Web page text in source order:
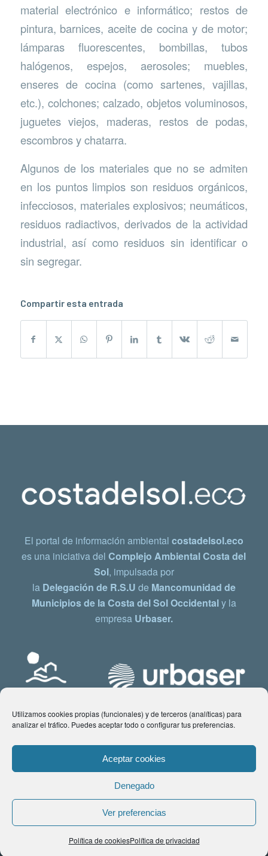
Utilizamos cookies propias (funcionales) y de terceros (analíticas) para
analizar el tráfico. Puedes aceptar todo o configurar tus preferencias.
Aceptar cookies
Denegado
Ver preferencias
Política de cookiesPolítica de privacidad
material electrónico e informático; restos de
pintura, barnices, aceite de cocina y de motor;
lámparas fluorescentes, bombillas, tubos
halógenos, espejos, aerosoles; muebles,
enseres de cocina (como sartenes, vajillas,
etc.), colchones; calzado, objetos voluminosos,
juguetes viejos, maderas, restos de podas,
escombros y chatarra.
Algunos de los materiales que no se admiten
en los puntos limpios son residuos orgánicos,
infecciosos, materiales explosivos; neumáticos,
residuos radiactivos, derivados de la actividad
industrial, así como residuos sin identificar o
sin segregar.
Compartir esta entrada
El portal de información ambiental costadelsol.eco
es una iniciativa delComplejo Ambiental Costa del
Sol, impulsada por
la Delegación de R.S.U de Mancomunidad de
Municipios de la Costa del Sol Occidentaly la
empresa Urbaser.
© Copyright 2021 www.costadelsol.eco. Todos los derechos reservados |
Aviso legal|Política de privacidad|Política de Cookies| Contacto:
comunicacion@costadelsol.eco